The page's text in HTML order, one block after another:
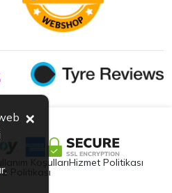
KoşullarıHizmet Politikası
Politikası
×